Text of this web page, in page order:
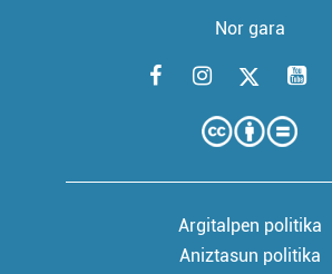
Nor gara
Argitalpen politika
Aniztasun politika